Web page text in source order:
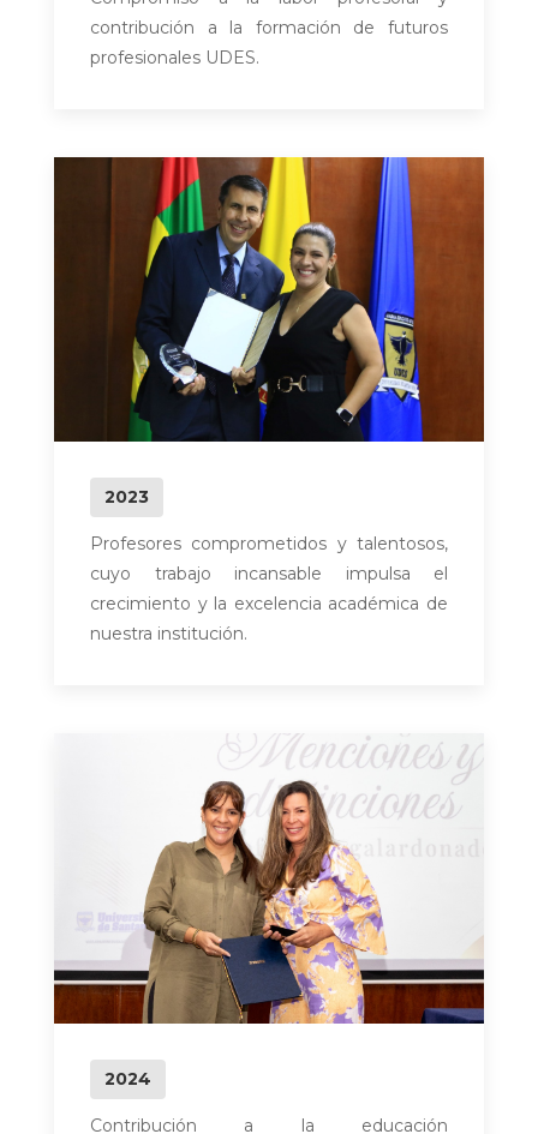
contribución a la formación de futuros
profesionales UDES.
2023
Profesores comprometidos y talentosos,
cuyo trabajo incansable impulsa el
crecimiento y la excelencia académica de
nuestra institución.
2024
Contribución a la educación